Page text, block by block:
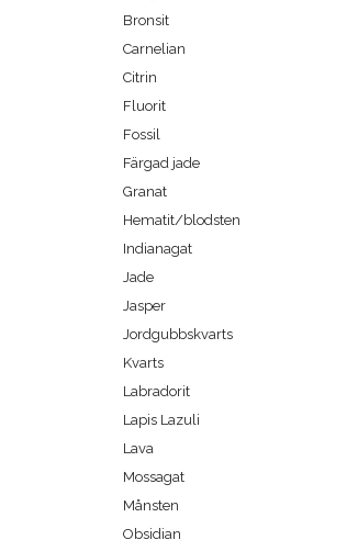
Bronsit
Carnelian
Citrin
Fluorit
Fossil
Färgad jade
Granat
Hematit/blodsten
Indianagat
Jade
Jasper
Jordgubbskvarts
Kvarts
Labradorit
Lapis Lazuli
Lava
Mossagat
Månsten
Obsidian